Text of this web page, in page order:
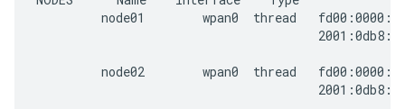
node01        wpan0  thread
node02        wpan0  thread